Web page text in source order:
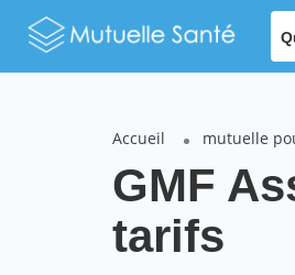
Accueil mutuelle
GMF
tarifs